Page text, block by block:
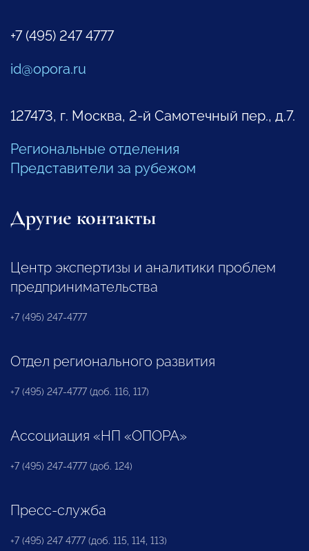
+7 (495) 247 4777
id@opora.ru
127473, г. Москва, 2-й Самотечный пер., д.7.
Региональные отделения
Представители за рубежом
Другие контакты
Центр экспертизы и аналитики проблем
предпринимательства
+7 (495) 247-4777
Отдел регионального развития
+7 (495) 247-4777 (доб. 116, 117)
Ассоциация «НП «ОПОРА»
+7 (495) 247-4777 (доб. 124)
Пресс-служба
+7 (495) 247 4777 (доб. 115, 114, 113)